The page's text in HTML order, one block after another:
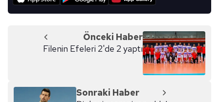
ziyaret edebilirsiniz.
6698 sayılı Kişisel Verilerin Korunması Kanunu uyarınca
hazırlanmış Aydınlatma Metnimizi okumak ve sitemizde
ilgili mevzuata uygun olarak kullanılan çerezlerle ilgili bilgi
Önceki Haber
Filenin Efeleri 2'de 2 yaptı
Sonraki Haber